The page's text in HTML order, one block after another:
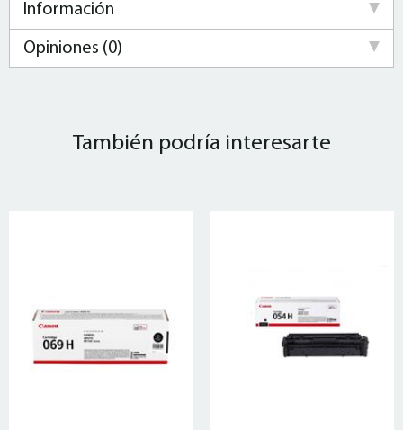
Información
Opiniones (0)
También podría interesarte